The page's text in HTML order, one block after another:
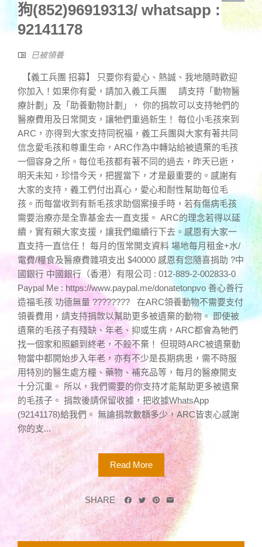
狗(852)96919313/ whatsapp :
92141178
已被領養
【義工兵團 招募】 只要你有愛心、熱誠、我地隨時歡迎
你加入！如果你有愛，請加入義工兵團 請支持「動物醫
療計劃」及「助養動物計劃」， 你的捐款可以支持牠們的
醫療費用及日常開支，讓牠們重過新生！ 每位小毛孩來到
ARC，亦得到大家支持同祝福，義工兵團與大家有著共同
信念愛毛孩和尊重生命，ARC作為中轉站給被遺棄的毛孩
一個容身之所。每位毛孩都有著不同的過去，昨天已逝，
明天未知，珍惜今天，把握當下，才是最重要的。感謝有
大家的支持，義工們付出真心，愛心和耐性幫助每位毛
孩。而每當收到有新毛孩求助個案接手時，若有傷病毛孩
需要治療亦是全靠基金去一直支援。 ARC的理念若得以延
續，實有賴大家支援，讓我們繼續行下去。感恩有大家一
直支持一直信任！ 每月的恆常開支資料 場地每月租金+水/
電費/糧食及醫療費雜項支出 $40000 感恩有您隨喜捐助 ?中
國銀行 中國銀行（香港）有限公司 : 012-889-2-002833-0
Paypal Me : https://www.paypal.me/donatetonpvo 善心善行
造福毛孩 功德無量 ???????? 在ARC領養動物不需要支付
領養費用，請支持捐款以幫助更多被遺棄的動物。 即使被
遺棄的毛孩子有殘缺、年老、抑或生病，ARC都會為牠們
找一個家和照顧到終老，不殺不棄！ 但現時ARC被遺棄動
物當中都開始步入年老，亦有不少是長期病患，需不時服
用特別的醫生處方糧、藥物、補充品等，每月的醫療開支
十分沉重。 所以，我們需要的你支持才能幫助更多被遺棄
的毛孩子。 捐款後請保留收據，把收據WhatsApp
(92141178)給我們。 無論捐款數額多少，ARC皆衷心感謝
你的支...
Read More
SHARE